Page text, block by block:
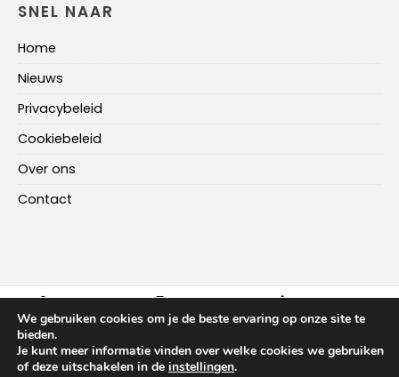
SNEL NAAR
Home
Nieuws
Privacybeleid
Cookiebeleid
Over ons
Contact
FACEBOOK INSTAGRAM LINKEDIN
HOME NIEUWS OVER ONS CONTACT
We gebruiken cookies om je de beste ervaring op onze site te
bieden.
Je kunt meer informatie vinden over welke cookies we gebruiken
of deze uitschakelen in de instellingen.